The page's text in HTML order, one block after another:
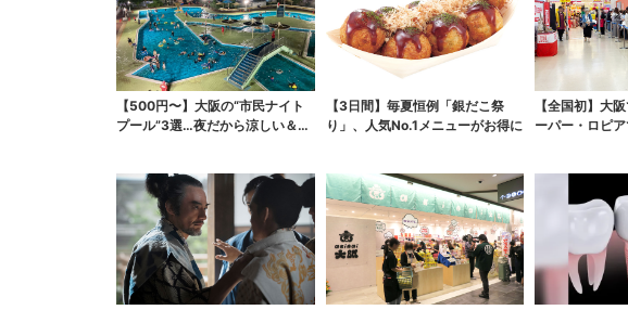
【500円〜】大阪の“市民ナイト
プール”3選…夜だから涼しい＆コ
【3日間】毎夏恒例「銀だこ祭
り」、人気No.1メニューがお得に
【全国初】大
ーパー・ロピ